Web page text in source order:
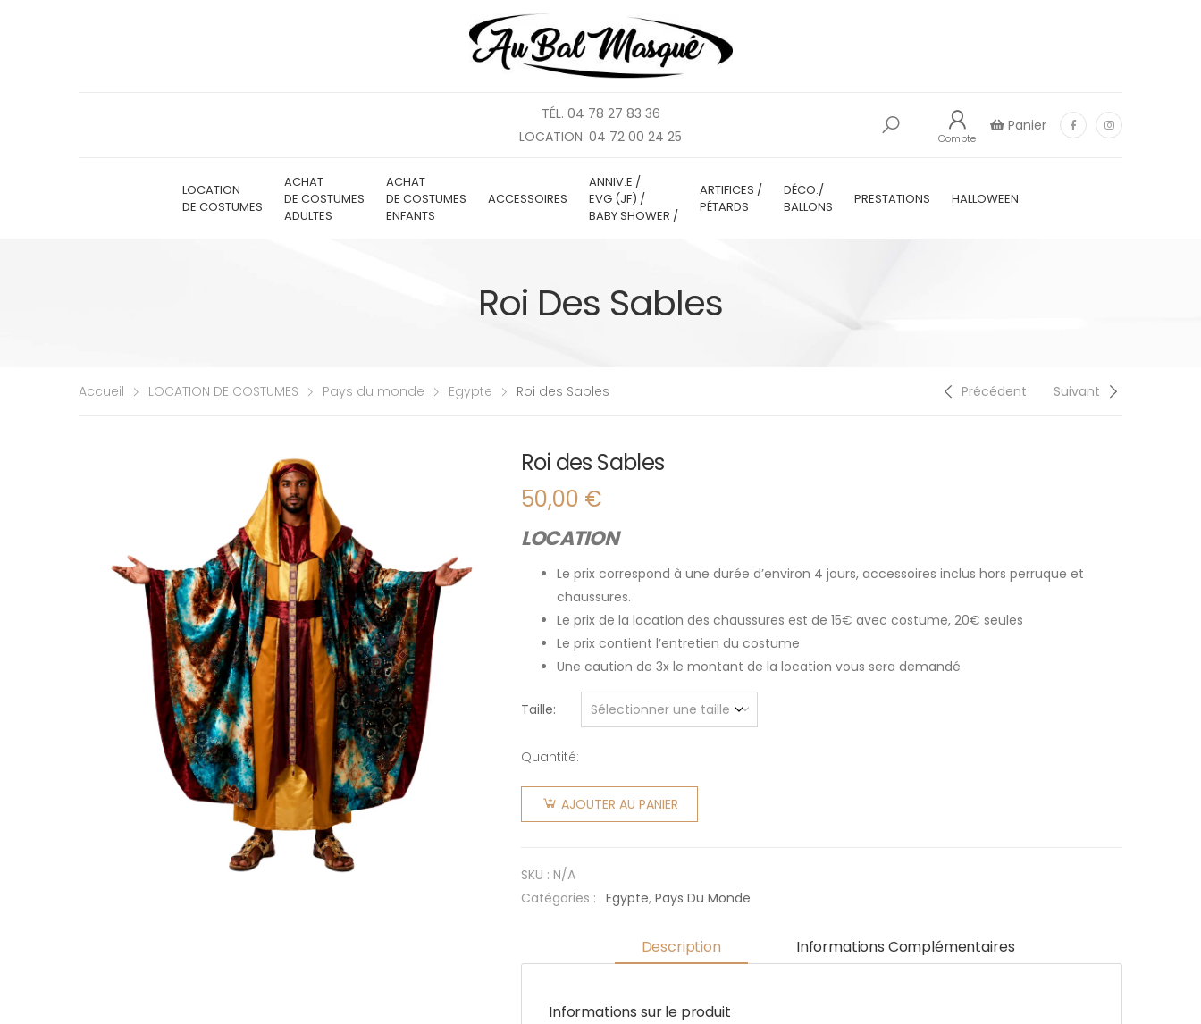
TÉL. 04 78 27 83 36
LOCATION. 04 72 00 24 25
Compte
Panier
LOCATION
DE COSTUMES
ACHAT
DE COSTUMES
ADULTES
ACHAT
DE COSTUMES
ENFANTS
ACCESSOIRES
ANNIV.E /
EVG (JF) /
BABY SHOWER /
ARTIFICES /
PÉTARDS
DÉCO./
BALLONS
PRESTATIONS HALLOWEEN
Roi Des Sables
Accueil LOCATION DE COSTUMES Pays du monde Egypte Roi des Sables Précédent Suivant
Roi des Sables
50,00 €
LOCATION
Le prix correspond à une durée d’environ 4 jours, accessoires inclus hors perruque et
chaussures.
Le prix de la location des chaussures est de 15€ avec costume, 20€ seules
Le prix contient l’entretien du costume
Une caution de 3x le montant de la location vous sera demandé
Taille
Quantité:
quantité
de Roi
AJOUTER AU PANIER
SKU : N/A
Catégories : Egypte, Pays Du Monde
Description Informations Complémentaires
Informations sur le produit